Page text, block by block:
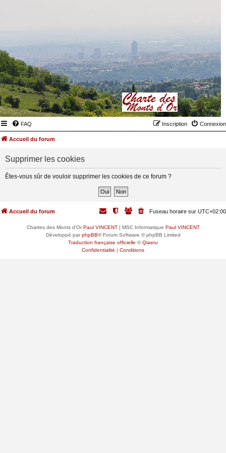
FAQ Connexion
Inscription
Accueil du forum
Supprimer les cookies
Êtes-vous sûr de vouloir supprimer les cookies de ce forum ?
Accueil du forum Fuseau horaire sur UTC+02:00
Chartes des Monts d'OrPaul VINCENT| MSC Informatique Paul VINCENT
Développé parphpBB® Forum Software © phpBB Limited
Traduction française officielle ©Qiaeru
Confidentialité | Conditions